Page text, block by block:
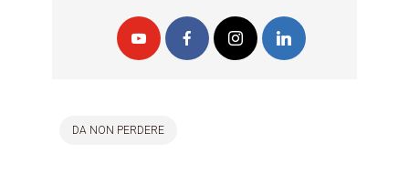
DA NON PERDERE